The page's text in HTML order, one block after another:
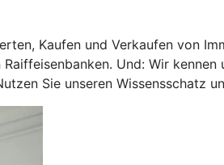
Kaufen und Verkaufen von
Und: Wir
Sie unseren Wissensschatz